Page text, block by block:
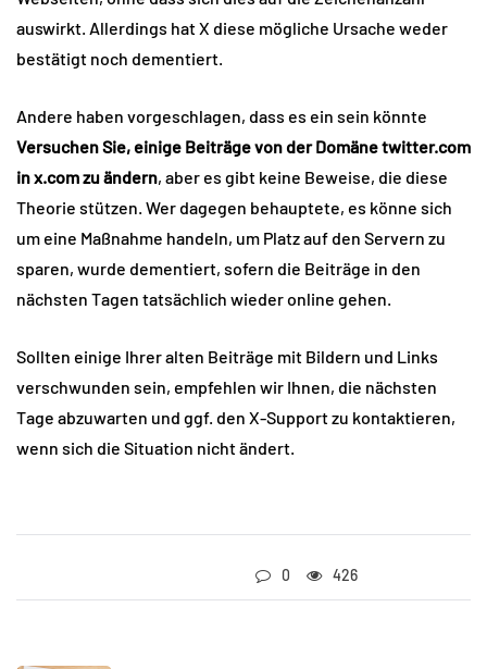
auswirkt. Allerdings hat X diese mögliche Ursache weder
bestätigt noch dementiert.
Andere haben vorgeschlagen, dass es ein sein könnte
Versuchen Sie, einige Beiträge von der Domäne twitter.com
in x.com zu ändern, aber es gibt keine Beweise, die diese
Theorie stützen. Wer dagegen behauptete, es könne sich
um eine Maßnahme handeln, um Platz auf den Servern zu
sparen, wurde dementiert, sofern die Beiträge in den
nächsten Tagen tatsächlich wieder online gehen.
Sollten einige Ihrer alten Beiträge mit Bildern und Links
verschwunden sein, empfehlen wir Ihnen, die nächsten
Tage abzuwarten und ggf. den X-Support zu kontaktieren,
wenn sich die Situation nicht ändert.
0 426